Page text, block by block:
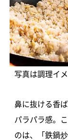
写真は調理イ
鼻に抜ける香
パラパラ感。
のは、「鉄鍋